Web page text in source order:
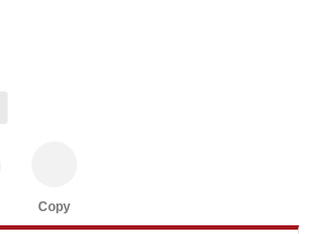
Copy